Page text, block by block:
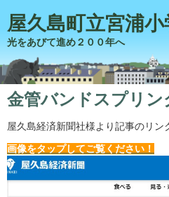
屋久島町立宮浦小
光をあびて進め２００年へ
金管バンドスプリン
屋久島経済新聞社様より記事のリン
画像をタップしてご覧ください！